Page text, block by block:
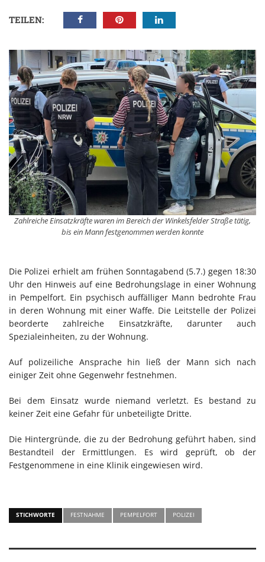
TEILEN:
Zahlreiche Einsatzkräfte waren im Bereich der Winkelsfelder Straße tätig,
bis ein Mann festgenommen werden konnte
Die Polizei erhielt am frühen Sonntagabend (5.7.) gegen 18:30
Uhr den Hinweis auf eine Bedrohungslage in einer Wohnung
in Pempelfort. Ein psychisch auffälliger Mann bedrohte Frau
in deren Wohnung mit einer Waffe. Die Leitstelle der Polizei
beorderte zahlreiche Einsatzkräfte, darunter auch
Spezialeinheiten, zu der Wohnung.
Auf polizeiliche Ansprache hin ließ der Mann sich nach
einiger Zeit ohne Gegenwehr festnehmen.
Bei dem Einsatz wurde niemand verletzt. Es bestand zu
keiner Zeit eine Gefahr für unbeteiligte Dritte.
Die Hintergründe, die zu der Bedrohung geführt haben, sind
Bestandteil der Ermittlungen. Es wird geprüft, ob der
Festgenommene in eine Klinik eingewiesen wird.
STICHWORTE FESTNAHME PEMPELFORT POLIZEI